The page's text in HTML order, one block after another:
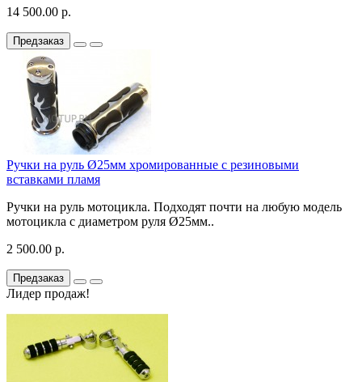
14 500.00 р.
Предзаказ
Ручки на руль Ø25мм хромированные с резиновыми
вставками пламя
Ручки на руль мотоцикла. Подходят почти на любую модель
мотоцикла с диаметром руля Ø25мм..
2 500.00 р.
Предзаказ
Лидер продаж!